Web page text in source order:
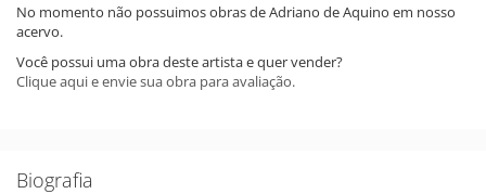
No momento não possuimos obras de Adriano de Aquino em nosso
acervo.
Você possui uma obra deste artista e quer vender?
Clique aqui e envie sua obra para avaliação.
Biografia